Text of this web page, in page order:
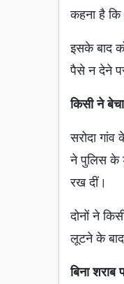
कहना है
इसके बाद
पैसे न देने
किसी ने
सरोदा
ने पुलिस के
रख दीं।
दोनों ने
लूटने के
बिना